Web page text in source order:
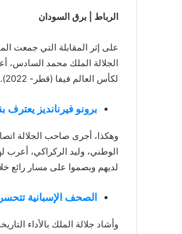
الرباط | برق السودان
على إثر المقابلة التي جمعت
الجلالة الملك محمد السادس،
لكأس العالم فيفا (قطر- 2022).
برونو فيرنانديز
وهكذا، أجرى صاحب الجلالة
الوطني، وليد الركراكي، أعرب
لديهم وبصموا على مسار رائع
الصحف الإسبانية
وأشاد جلالة الملك بالأداء